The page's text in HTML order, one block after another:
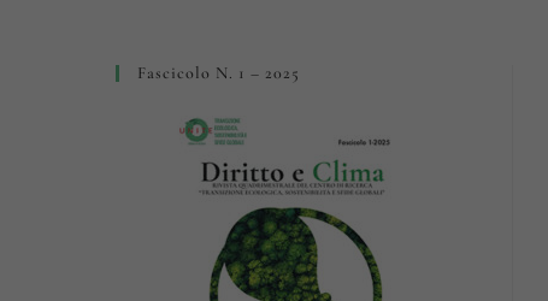
Fascicolo N. 1 – 2025